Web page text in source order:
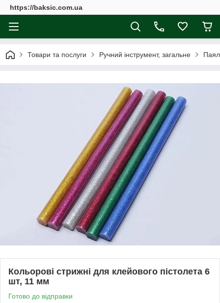
https://baksic.com.ua
Товари та послуги Ручний інструмент, загальне
Кольорові стрижні для клейового пістолета 6
шт, 11 мм
Готово до відправки